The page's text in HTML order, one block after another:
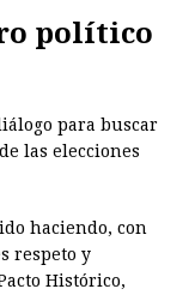
político
para buscar
las elecciones
haciendo, con
respeto y
Histórico,